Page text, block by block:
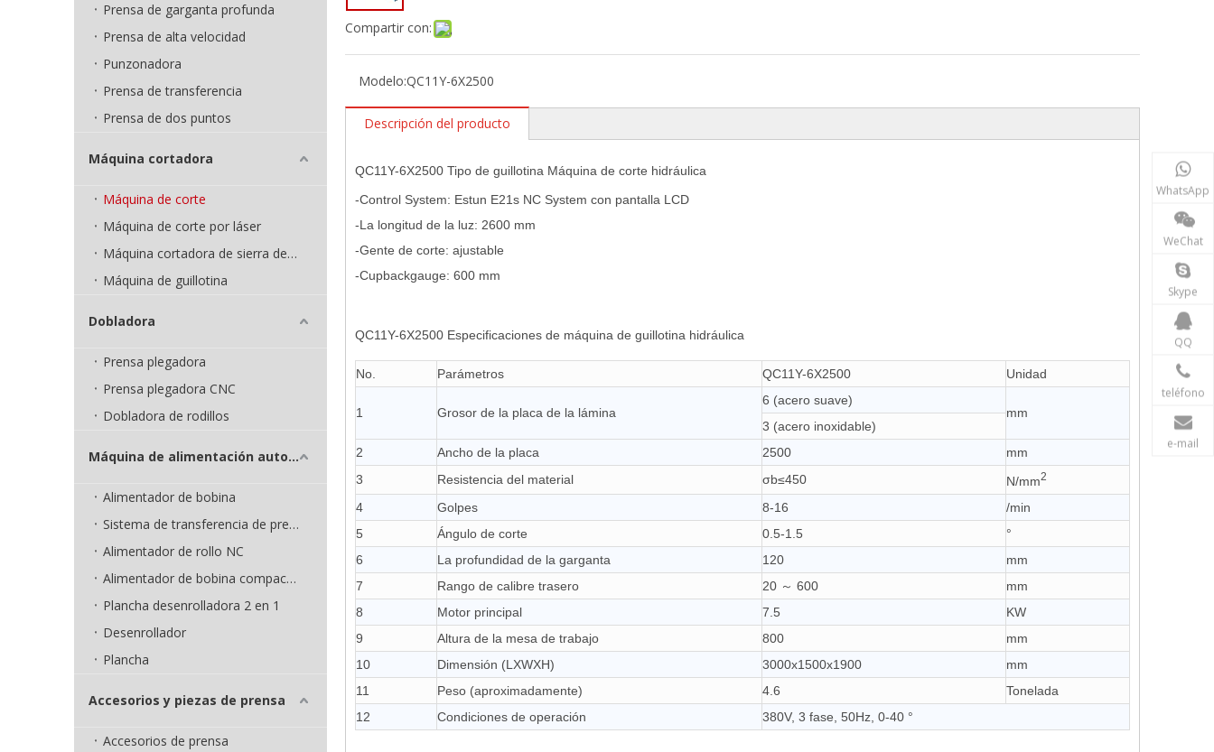
Prensa de garganta profunda
Prensa de alta velocidad
Punzonadora
Prensa de transferencia
Prensa de dos puntos
Máquina cortadora
Máquina de corte
Máquina de corte por láser
Máquina cortadora de sierra de cinta
Máquina de guillotina
Dobladora
Prensa plegadora
Prensa plegadora CNC
Dobladora de rodillos
Máquina de alimentación automática
Alimentador de bobina
Sistema de transferencia de prensa
Alimentador de rollo NC
Alimentador de bobina compacto 3 en 1
Plancha desenrolladora 2 en 1
Desenrollador
Plancha
Accesorios y piezas de prensa
Accesorios de prensa
Compartir con:
Modelo:QC11Y-6X2500
Descripción del producto
QC11Y-6X2500 Tipo de guillotina Máquina de corte hidráulica
-Control System: Estun E21s NC System con pantalla LCD
-La longitud de la luz: 2600 mm
-Gente de corte: ajustable
-Cupbackgauge: 600 mm
QC11Y-6X2500 Especificaciones de máquina de guillotina hidráulica
No. Parámetros QC11Y-6X2500 Unidad
1 Grosor de la placa de la lámina
6 (acero suave)
mm
3 (acero inoxidable)
2
Ancho de la placa 2500
mm
3
Resistencia del material σb≤450 N/mm2
4 Golpes 8-16
/min
5
Ángulo de corte 0.5-1.5
°
6
La profundidad de la garganta 120
mm
7
Rango de calibre trasero 20 ～ 600
mm
8
Motor principal 7.5
KW
9
Altura de la mesa de trabajo 800
mm
10
Dimensión (LXWXH) 3000x1500x1900
mm
11
Peso (aproximadamente) 4.6
Tonelada
12
Condiciones de operación 380V, 3 fase, 50Hz, 0-40 °
WhatsApp
WeChat
Skype
QQ
teléfono
e-mail